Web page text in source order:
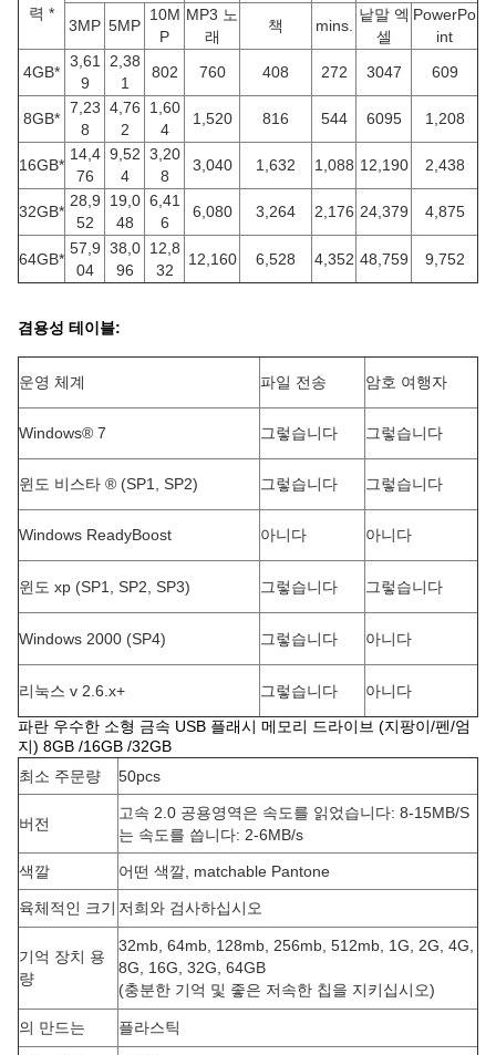
력 *
3MP 5MP
10M
P
MP3 노
래
책 mins.
낱말 엑
셀
PowerPo
int
4GB*
3,61
9
2,38
1
802 760 408 272 3047 609
8GB*
7,23
8
4,76
2
1,60
4
1,520 816 544 6095 1,208
16GB*
14,4
76
9,52
4
3,20
8
3,040 1,632 1,088 12,190 2,438
32GB*
28,9
52
19,0
48
6,41
6
6,080 3,264 2,176 24,379 4,875
64GB*
57,9
04
38,0
96
12,8
32
12,160 6,528 4,352 48,759 9,752
겸용성 테이블:
운영 체계 파일 전송 암호 여행자
Windows® 7 그렇습니다 그렇습니다
윈도 비스타 ® (SP1, SP2) 그렇습니다 그렇습니다
Windows ReadyBoost 아니다 아니다
윈도 xp (SP1, SP2, SP3) 그렇습니다 그렇습니다
Windows 2000 (SP4) 그렇습니다 아니다
리눅스 v 2.6.x+ 그렇습니다
아니다
파란 우수한 소형 금속 USB 플래시 메모리 드라이브 (지팡이/펜/엄
지) 8GB /16GB /32GB
최소 주문량
50pcs
버전
고속 2.0 공용영역은 속도를 읽었습니다: 8-15MB/S
는 속도를 씁니다: 2-6MB/s
색깔 어떤 색깔, matchable Pantone
육체적인 크기 저희와 검사하십시오
기억 장치 용
량
32mb, 64mb, 128mb, 256mb, 512mb, 1G, 2G, 4G,
8G, 16G, 32G, 64GB
(충분한 기억 및 좋은 저속한 칩을 지키십시오)
의 만드는 플라스틱